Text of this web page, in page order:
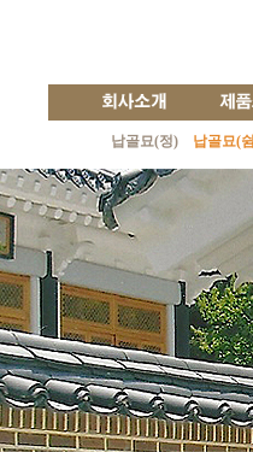
납골묘(정) 납골묘(